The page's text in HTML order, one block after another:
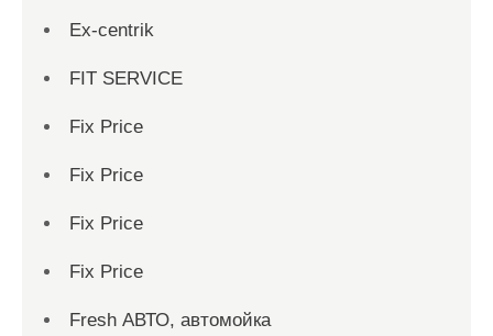
Ex-centrik
FIT SERVICE
Fix Price
Fix Price
Fix Price
Fix Price
Fresh АВТО, автомойка